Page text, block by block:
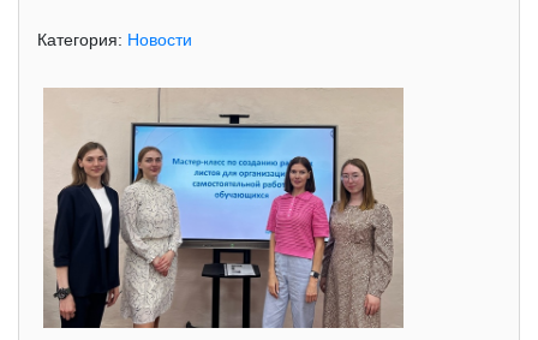
Категория: Новости